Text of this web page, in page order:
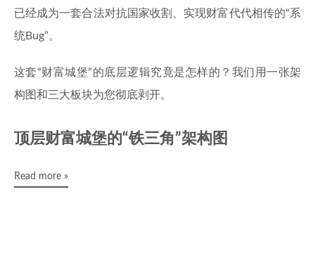
已经成为一套合法对抗国家收割、实现财富代代相传的“系
统Bug”。
这套“财富城堡”的底层逻辑究竟是怎样的？我们用一张架
构图和三大板块为您彻底剥开。
顶层财富城堡的“铁三角”架构图
Read more »